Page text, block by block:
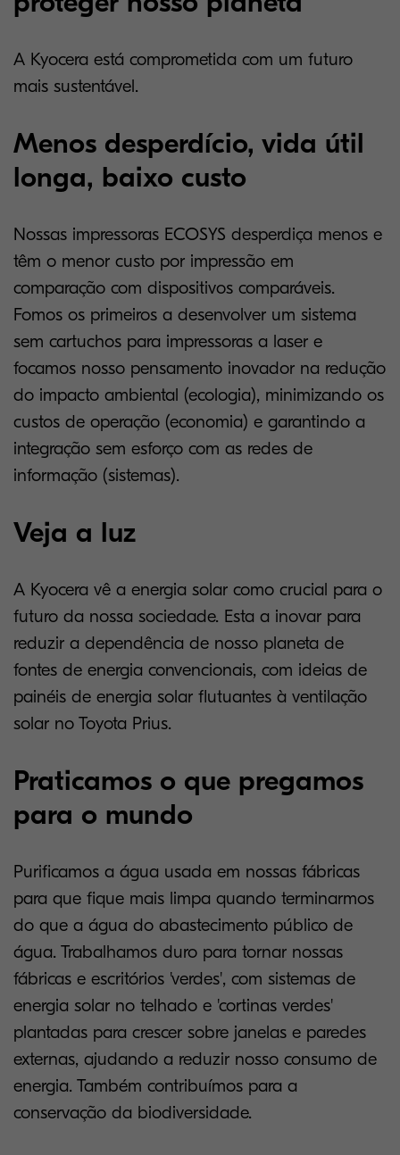
A Kyocera está comprometida com um futuro
mais sustentável.
Menos desperdício, vida útil
longa, baixo custo
Nossas impressoras ECOSYS desperdiça menos e
têm o menor custo por impressão em
comparação com dispositivos comparáveis.
Fomos os primeiros a desenvolver um sistema
sem cartuchos para impressoras a laser e
focamos nosso pensamento inovador na redução
do impacto ambiental (ecologia), minimizando os
custos de operação (economia) e garantindo a
integração sem esforço com as redes de
informação (sistemas).
Veja a luz
A Kyocera vê a energia solar como crucial para o
futuro da nossa sociedade. Esta a inovar para
reduzir a dependência de nosso planeta de
fontes de energia convencionais, com ideias de
painéis de energia solar flutuantes à ventilação
solar no Toyota Prius.
Praticamos o que pregamos
para o mundo
Purificamos a água usada em nossas fábricas
para que fique mais limpa quando terminarmos
do que a água do abastecimento público de
água. Trabalhamos duro para tornar nossas
fábricas e escritórios 'verdes', com sistemas de
energia solar no telhado e 'cortinas verdes'
plantadas para crescer sobre janelas e paredes
externas, ajudando a reduzir nosso consumo de
energia. Também contribuímos para a
conservação da biodiversidade.